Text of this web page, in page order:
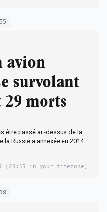
avion
survolant
29 morts
être passé au-dessus de la
la Russie a annexée en 2014
(23:55 in your timezone)